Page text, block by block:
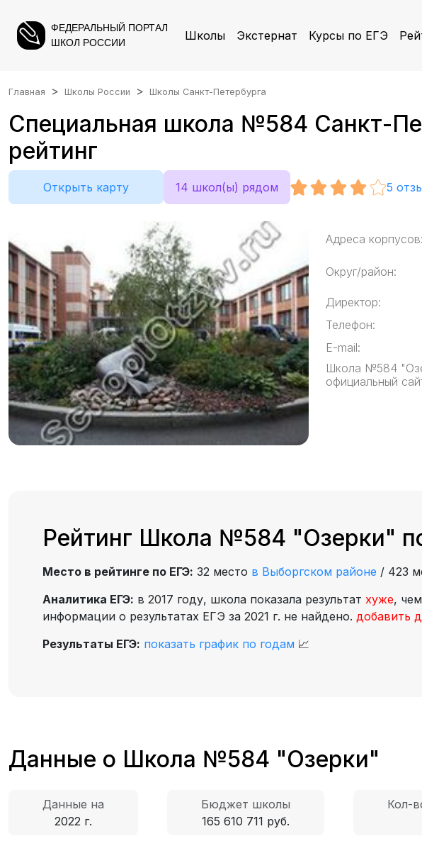
ФЕДЕРАЛЬНЫЙ ПОРТАЛ
ШКОЛ РОССИИ
Школы Экстернат Курсы по ЕГЭ
Главная Школы России Школы Санкт-Петербурга
Специальная школа №584 Санкт-
рейтинг
Открыть карту 14 школ(ы) рядом 5
Адреса корпусов:
Округ/район:
Директор:
Телефон:
E-mail:
Школа №584
официальный
Рейтинг Школа №584 "Озерки"
Место в рейтинге по ЕГЭ: 32 место в Выборгском районе / 423
Аналитика ЕГЭ: в 2017 году, школа показала результат хуже,
информации о результатах ЕГЭ за 2021 г. не найдено. добавить
Результаты ЕГЭ: показать график по годам 📈
Данные о Школа №584 "Озерки"
Данные на
2022 г.
Бюджет школы
165 610 711 руб.
Кол-